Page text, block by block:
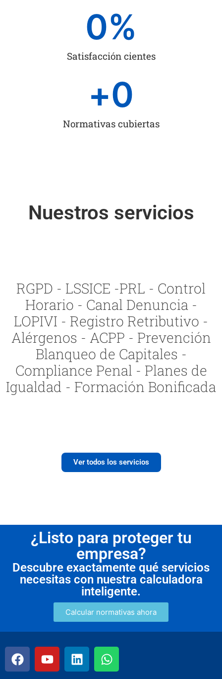
Satisfacción cientes
0%
Normativas cubiertas
+0
Nuestros servicios
RGPD - LSSICE -PRL - Control
Horario - Canal Denuncia -
LOPIVI - Registro Retributivo -
Alérgenos - ACPP - Prevención
Blanqueo de Capitales -
Compliance Penal - Planes de
Igualdad - Formación Bonificada
Ver todos los servicios
¿Listo para proteger tu
empresa?
Descubre exactamente qué servicios
necesitas con nuestra calculadora
inteligente.
Calcular normativas ahora